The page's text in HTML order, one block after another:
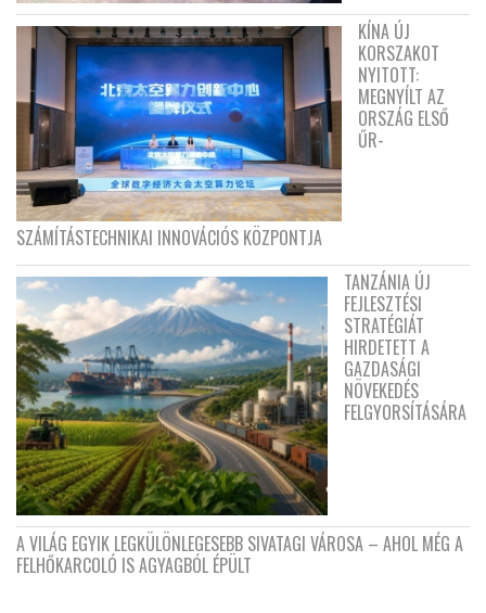
KÍNA ÚJ
KORSZAKOT
NYITOTT:
MEGNYÍLT AZ
ORSZÁG ELSŐ
ŰR-
SZÁMÍTÁSTECHNIKAI INNOVÁCIÓS KÖZPONTJA
TANZÁNIA ÚJ
FEJLESZTÉSI
STRATÉGIÁT
HIRDETETT A
GAZDASÁGI
NÖVEKEDÉS
FELGYORSÍTÁSÁRA
A VILÁG EGYIK LEGKÜLÖNLEGESEBB SIVATAGI VÁROSA – AHOL MÉG A
FELHŐKARCOLÓ IS AGYAGBÓL ÉPÜLT